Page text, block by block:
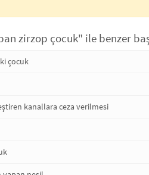
zirzop çocuk" ile benzer
çocuk
kanallara ceza verilmesi